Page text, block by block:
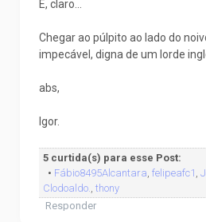
E, claro...
Chegar ao púlpito ao lado do
impecável, digna de um lorde
abs,
Igor.
5 curtida(s) para esse Post:
• Fábio8495Alcantara, felipeafc1 ,
Clodoaldo., thony
Responder